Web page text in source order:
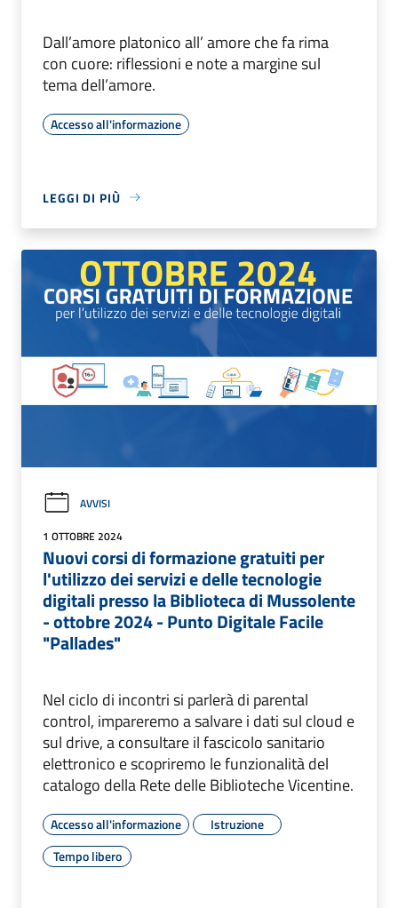
Dall’amore platonico all’ amore che fa rima
con cuore: riflessioni e note a margine sul
tema dell’amore.
Accesso all'informazione
LEGGI DI PIÙ
AVVISI
1 OTTOBRE 2024
Nuovi corsi di formazione gratuiti per
l'utilizzo dei servizi e delle tecnologie
digitali presso la Biblioteca di Mussolente
- ottobre 2024 - Punto Digitale Facile
"Pallades"
Nel ciclo di incontri si parlerà di parental
control, impareremo a salvare i dati sul cloud e
sul drive, a consultare il fascicolo sanitario
elettronico e scopriremo le funzionalità del
catalogo della Rete delle Biblioteche Vicentine.
Accesso all'informazione
Istruzione
Tempo libero